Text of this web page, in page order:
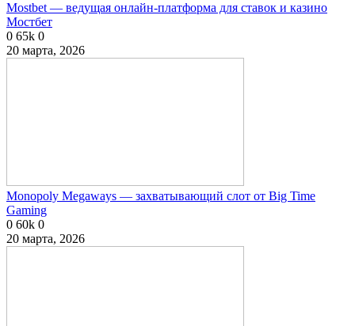
Mostbet — ведущая онлайн-платформа для ставок и казино
Мостбет
0 65k 0
20 марта, 2026
Monopoly Megaways — захватывающий слот от Big Time
Gaming
0 60k 0
20 марта, 2026